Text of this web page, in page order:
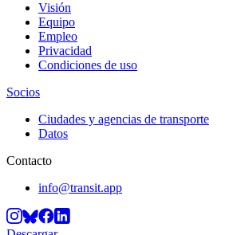
Visión
Equipo
Empleo
Privacidad
Condiciones de uso
Socios
Ciudades y agencias de transporte
Datos
Contacto
info@transit.app